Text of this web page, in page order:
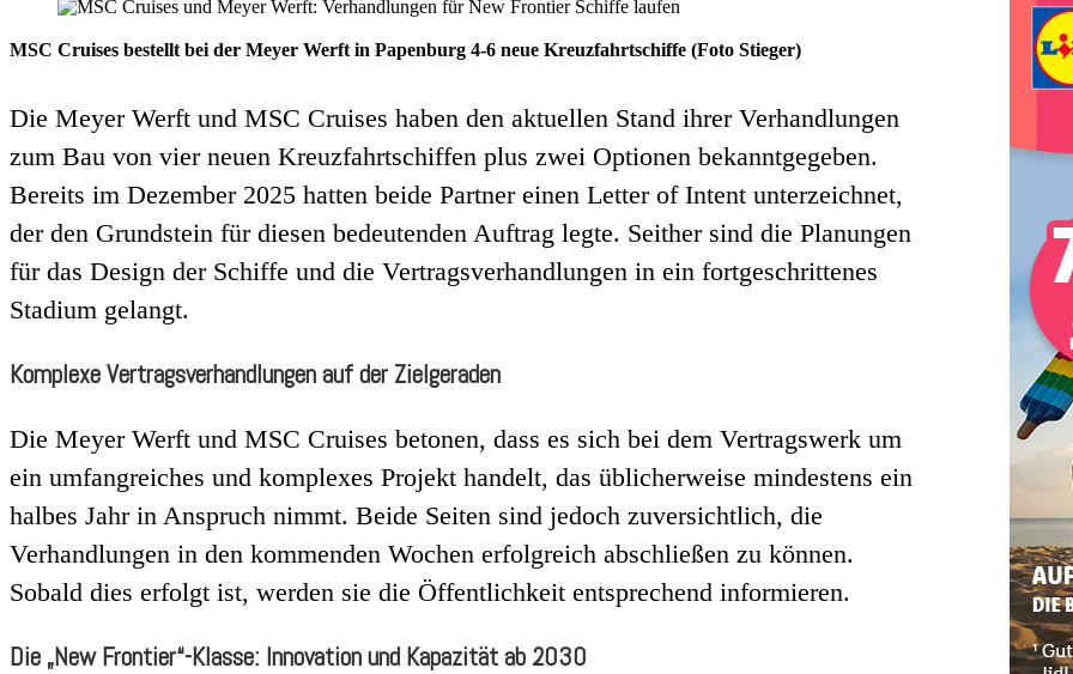
MSC Cruises bestellt bei der Meyer Werft in Papenburg 4-6 neue Kreuzfahrtschiffe (Foto Stieger)
Die Meyer Werft und MSC Cruises haben den aktuellen Stand ihrer Verhandlungen
zum Bau von vier neuen Kreuzfahrtschiffen plus zwei Optionen bekanntgegeben.
Bereits im Dezember 2025 hatten beide Partner einen Letter of Intent unterzeichnet,
der den Grundstein für diesen bedeutenden Auftrag legte. Seither sind die Planungen
für das Design der Schiffe und die Vertragsverhandlungen in ein fortgeschrittenes
Stadium gelangt.
Komplexe Vertragsverhandlungen auf der Zielgeraden
Die Meyer Werft und MSC Cruises betonen, dass es sich bei dem Vertragswerk um
ein umfangreiches und komplexes Projekt handelt, das üblicherweise mindestens ein
halbes Jahr in Anspruch nimmt. Beide Seiten sind jedoch zuversichtlich, die
Verhandlungen in den kommenden Wochen erfolgreich abschließen zu können.
Sobald dies erfolgt ist, werden sie die Öffentlichkeit entsprechend informieren.
Die „New Frontier“-Klasse: Innovation und Kapazität ab 2030